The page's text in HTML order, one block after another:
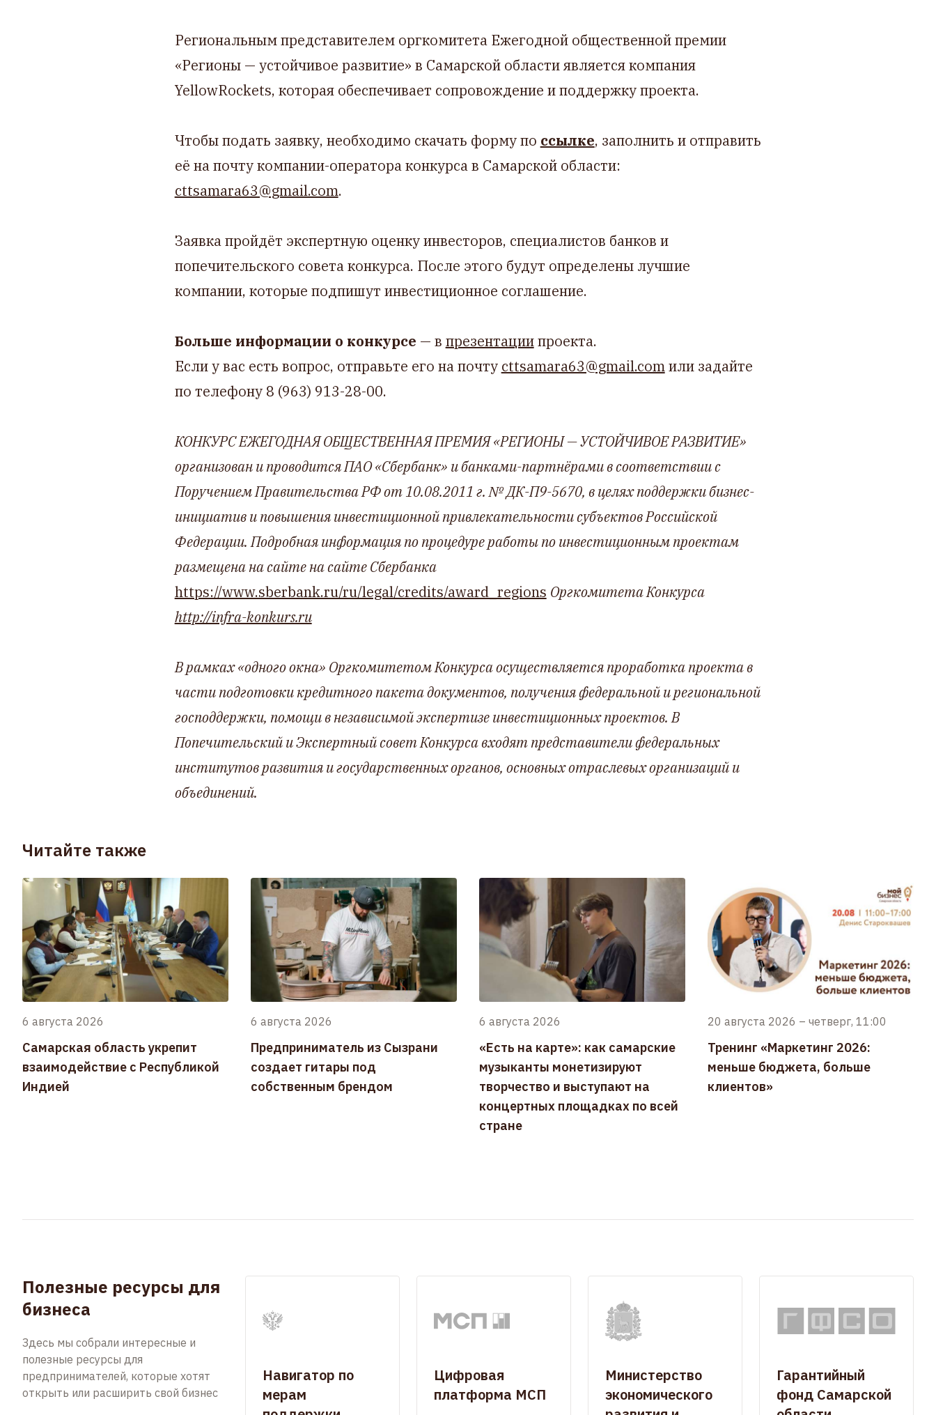
Региональным представителем оргкомитета Ежегодной общественной премии
«Регионы — устойчивое развитие» в Самарской области является компания
YellowRockets, которая обеспечивает сопровождение и поддержку проекта.
Чтобы подать заявку, необходимо скачать форму по ссылке, заполнить и отправить
её на почту компании-оператора конкурса в Самарской области:
cttsamara63@gmail.com.
Заявка пройдёт экспертную оценку инвесторов, специалистов банков и
попечительского совета конкурса. После этого будут определены лучшие
компании, которые подпишут инвестиционное соглашение.
Больше информации о конкурсе — в презентациипроекта.
Если у вас есть вопрос, отправьте его на почту cttsamara63@gmail.comили задайте
по телефону 8 (963) 913-28-00.
КОНКУРС ЕЖЕГОДНАЯ ОБЩЕСТВЕННАЯ ПРЕМИЯ «РЕГИОНЫ — УСТОЙЧИВОЕ РАЗВИТИЕ»
организован и проводится ПАО «Сбербанк» и банками-партнёрами в соответствии c
Поручением Правительства РФ от 10.08.2011 г. № ДК-П9-5670, в целях поддержки бизнес-
инициатив и повышения инвестиционной привлекательности субъектов Российской
Федерации. Подробная информация по процедуре работы по инвестиционным проектам
размещена на сайте на сайте Сбербанка
https://www.sberbank.ru/ru/legal/credits/award_regions Оргкомитета Конкурса
http://infra-konkurs.ru
В рамках «одного окна» Оргкомитетом Конкурса осуществляется проработка проекта в
части подготовки кредитного пакета документов, получения федеральной и региональной
господдержки, помощи в независимой экспертизе инвестиционных проектов. В
Попечительский и Экспертный совет Конкурса входят представители федеральных
институтов развития и государственных органов, основных отраслевых организаций и
объединений.
Читайте также
6 августа 2026
Самарская область укрепит
взаимодействие с Республикой
Индией
6 августа 2026
Предприниматель из Сызрани
создает гитары под
собственным брендом
6 августа 2026
«Есть на карте»: как самарские
музыканты монетизируют
творчество и выступают на
концертных площадках по всей
стране
20 августа 2026 – четверг, 11:00
Тренинг «Маркетинг 2026:
меньше бюджета, больше
клиентов»
Полезные ресурсы для
бизнеса
Здесь мы собрали интересные и
полезные ресурсы для
предпринимателей, которые хотят
открыть или расширить свой бизнес
Навигатор по
мерам
Цифровая
платформа МСП
Министерство
экономического
Гарантийный
фонд Самарской